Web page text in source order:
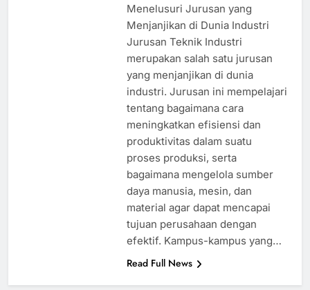
Menelusuri Jurusan yang
Menjanjikan di Dunia Industri
Jurusan Teknik Industri
merupakan salah satu jurusan
yang menjanjikan di dunia
industri. Jurusan ini mempelajari
tentang bagaimana cara
meningkatkan efisiensi dan
produktivitas dalam suatu
proses produksi, serta
bagaimana mengelola sumber
daya manusia, mesin, dan
material agar dapat mencapai
tujuan perusahaan dengan
efektif. Kampus-kampus yang…
Read Full News